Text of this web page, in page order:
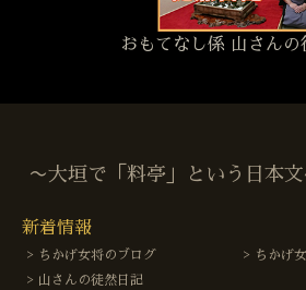
おもてなし係 山さんの
〜大垣で「料亭」という日本
新着情報
ちかげ女将のブログ
ちかげ
山さんの徒然日記